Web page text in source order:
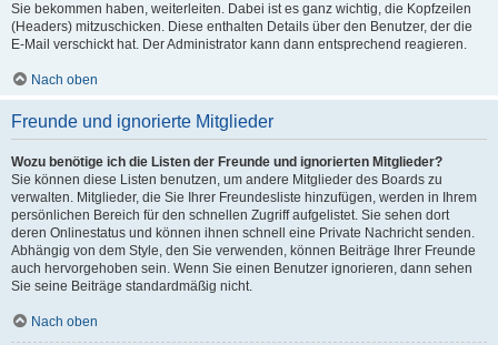
Sie bekommen haben, weiterleiten. Dabei ist es ganz wichtig, die Kopfzeilen
(Headers) mitzuschicken. Diese enthalten Details über den Benutzer, der die
E-Mail verschickt hat. Der Administrator kann dann entsprechend reagieren.
Nach oben
Freunde und ignorierte Mitglieder
Wozu benötige ich die Listen der Freunde und ignorierten Mitglieder?
Sie können diese Listen benutzen, um andere Mitglieder des Boards zu
verwalten. Mitglieder, die Sie Ihrer Freundesliste hinzufügen, werden in Ihrem
persönlichen Bereich für den schnellen Zugriff aufgelistet. Sie sehen dort
deren Onlinestatus und können ihnen schnell eine Private Nachricht senden.
Abhängig von dem Style, den Sie verwenden, können Beiträge Ihrer Freunde
auch hervorgehoben sein. Wenn Sie einen Benutzer ignorieren, dann sehen
Sie seine Beiträge standardmäßig nicht.
Nach oben